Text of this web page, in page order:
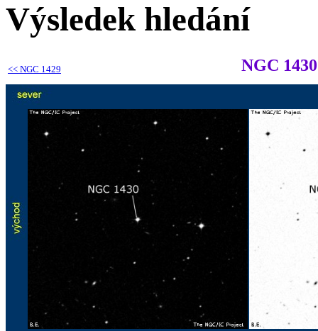
Výsledek hledání
<< NGC 1429 NGC 1430